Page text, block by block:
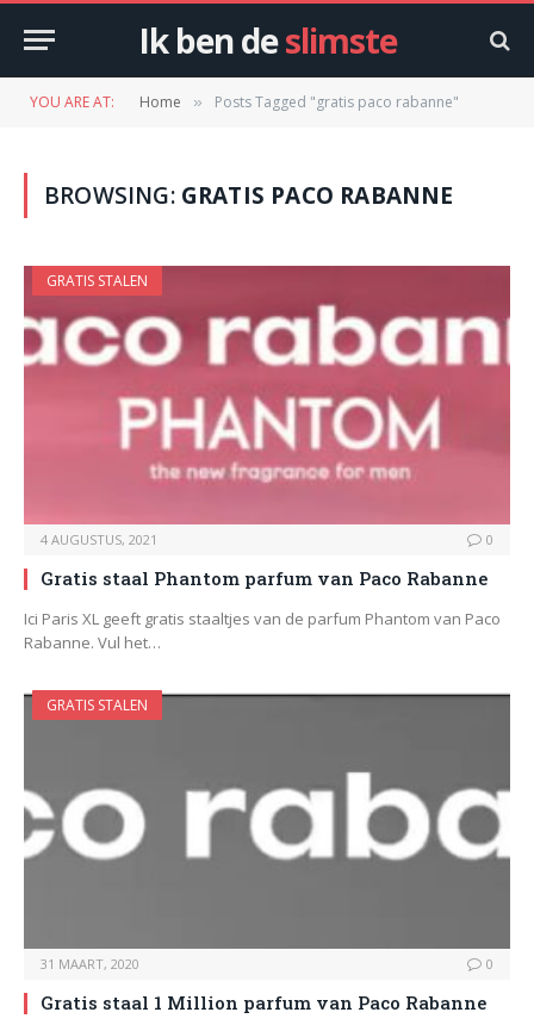
Ik ben deslimste
YOU ARE AT: Home » Posts Tagged "gratis paco rabanne"
BROWSING: GRATIS PACO RABANNE
GRATIS STALEN
4 AUGUSTUS, 2021 0
Gratis staal Phantom parfum van Paco Rabanne
Ici Paris XL geeft gratis staaltjes van de parfum Phantom van Paco
Rabanne. Vul het…
GRATIS STALEN
31 MAART, 2020 0
Gratis staal 1 Million parfum van Paco Rabanne